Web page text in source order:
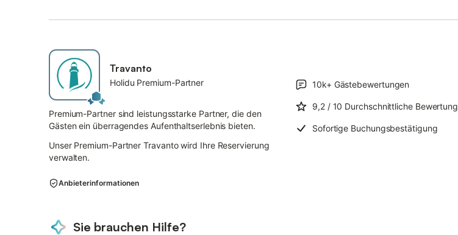
Travanto
Holidu Premium-Partner
Premium-Partner sind leistungsstarke Partner, die den
Gästen ein überragendes Aufenthaltserlebnis bieten.
Unser Premium-Partner Travanto wird Ihre Reservierung
verwalten.
10k+ Gästebewertungen
9,2 / 10 Durchschnittliche Bewertung
Sofortige Buchungsbestätigung
Anbieterinformationen
Sie brauchen Hilfe?